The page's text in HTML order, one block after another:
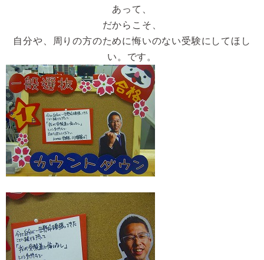
あって、
だからこそ、
自分や、周りの方のために悔いのない受験にしてほし
い。です。